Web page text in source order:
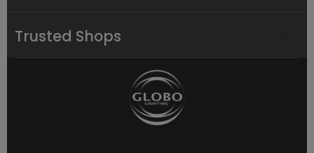
Trusted Shops